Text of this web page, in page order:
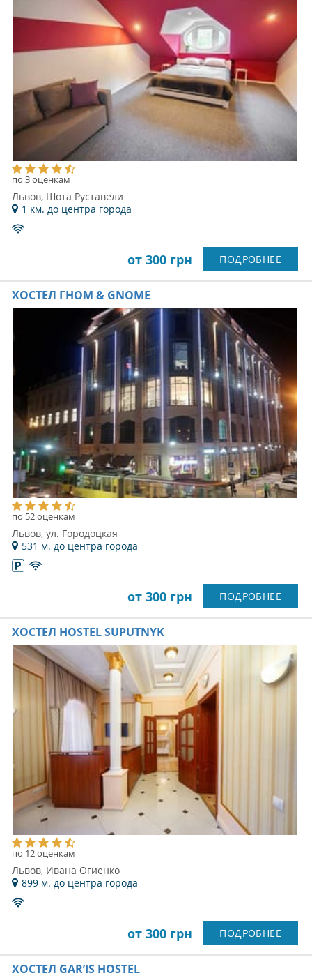
по 3 оценкам
Львов, Шота Руставели
1 км. до центра города
от 300 грн ПОДРОБНЕЕ
ХОСТЕЛ ГНОМ & GNOME
по 52 оценкам
Львов, ул. Городоцкая
531 м. до центра города
от 300 грн ПОДРОБНЕЕ
ХОСТЕЛ HOSTEL SUPUTNYK
по 12 оценкам
Львов, Ивана Огиенко
899 м. до центра города
от 300 грн ПОДРОБНЕЕ
ХОСТЕЛ GAR’IS HOSTEL